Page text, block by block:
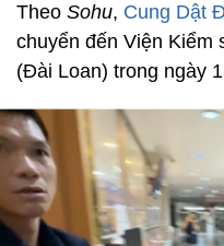
Theo Sohu, Cung Dật
chuyển đến Viện Kiểm
(Đài Loan) trong ngày